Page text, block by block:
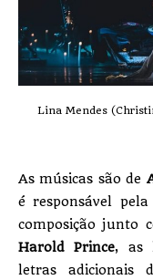
Lina Mendes
As músicas são de
é responsável
composição junto
Harold Prince, as
letras adicionais